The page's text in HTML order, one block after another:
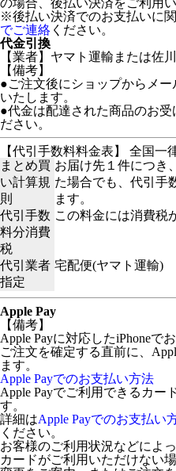
の場合、後払い決済をご利用
※後払い決済でのお支払いに
でご連絡 ください。
代金引換
【業者】ヤマト運輸または佐
【備考】
●ご注文後にショップからメ
いたします。
●代金は配達された商品のお受
ださい。
【代引手数料料金表】 全国一
まとめ買
い計算規
則
お届け先１件につき
た場合でも、代引手
ます。
代引手数
料分消費
税
この料金には消費税
代引業者
指定
宅配便(ヤマト運輸)
Apple Pay
【備考】
Apple Payに対応したiPhoneで
ご注文を確定する直前に、
ます。
Apple Payでのお支払い方法
Apple Payでご利用できるカー
す。
詳細はApple Payでのお支払い
ください。
お客様のご利用状況などによ
カードがご利用いただけない